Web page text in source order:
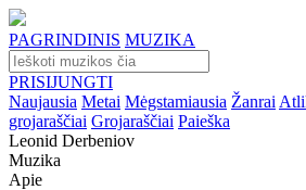
PAGRINDINIS MUZIKA
PRISIJUNGTI
Naujausia Metai Mėgstamiausia Žanrai
grojaraščiai Grojaraščiai Paieška
Leonid Derbeniov
Muzika
Apie